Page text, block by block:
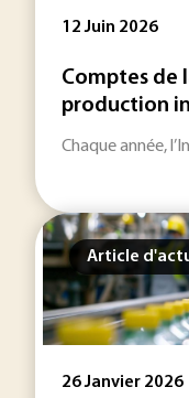
12 Juin 2026
Comptes de
production
Chaque année,
Article
26 Janvier 2026